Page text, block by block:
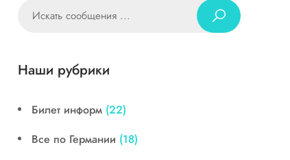
Наши рубрики
Билет информ (22)
Все по Германии (18)